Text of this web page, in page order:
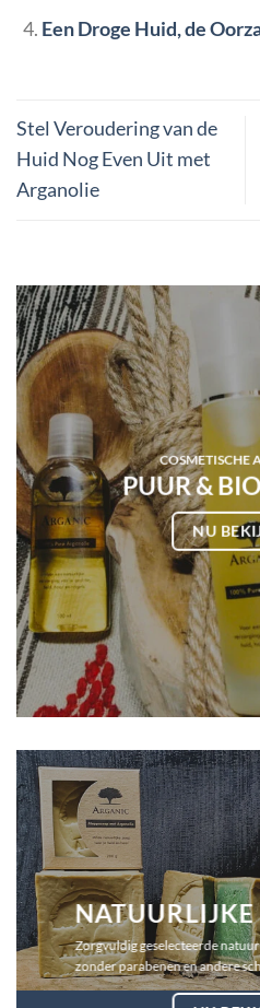
Een Droge Huid, de
Stel Veroudering van de
Huid Nog Even Uit met
Arganolie
COSMETISCHE
PUUR &
NU
Zorgvuldig geselecteerde
zonder parabenen en andere